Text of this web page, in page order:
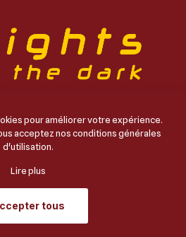
CARLO.COM | TOUS DROITS
DARK
pour améliorer votre expérience.
acceptez nosconditions générales
d'utilisation.
Lire plus
tous